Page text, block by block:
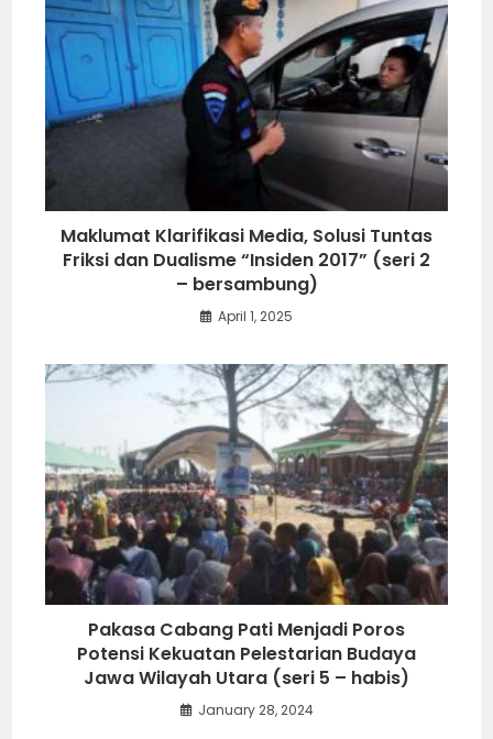
Maklumat Klarifikasi Media, Solusi Tuntas
Friksi dan Dualisme “Insiden 2017” (seri 2
– bersambung)
April 1, 2025
Pakasa Cabang Pati Menjadi Poros
Potensi Kekuatan Pelestarian Budaya
Jawa Wilayah Utara (seri 5 – habis)
January 28, 2024